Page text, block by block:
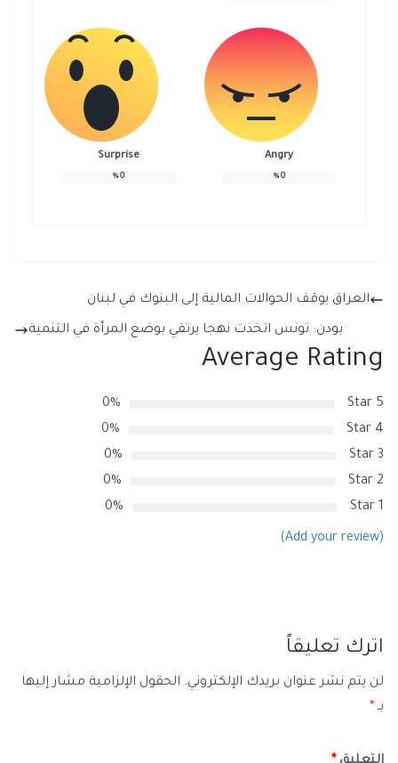
Angry
0
%
Surprise
0
%
العراق يوقف الحوالات المالية إلى البنوك في لبنان
بودن: تونس اتخذت نهجا يرتقي بوضع المرأة في التنمية
Average Rating
5 Star
0%
4 Star
0%
3 Star
0%
2 Star
0%
1 Star
0%
(Add your review)
اترك تعليقاً
لن يتم نشر عنوان بريدك الإلكتروني. الحقول الإلزامية مشار إليها
بـ *